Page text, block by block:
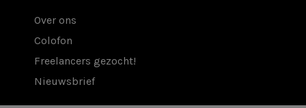
Over ons
Colofon
Freelancers gezocht!
Nieuwsbrief